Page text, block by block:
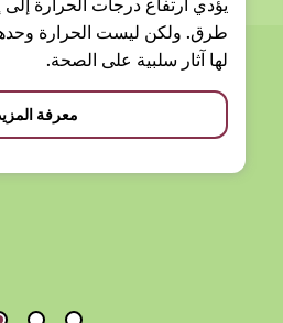
يؤدي ارتفاع درجات الحرارة إلى
طرق. ولكن ليست الحرارة وحدها هي
لها آثار سلبية على الصحة.
معرفة المزيد